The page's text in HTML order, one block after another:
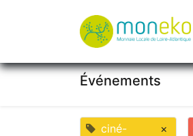
Événements
ciné-
×